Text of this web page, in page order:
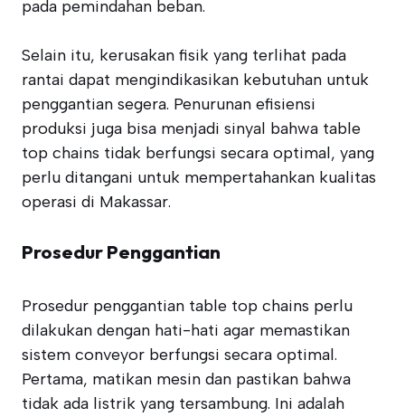
pada pemindahan beban.
Selain itu, kerusakan fisik yang terlihat pada
rantai dapat mengindikasikan kebutuhan untuk
penggantian segera. Penurunan efisiensi
produksi juga bisa menjadi sinyal bahwa table
top chains tidak berfungsi secara optimal, yang
perlu ditangani untuk mempertahankan kualitas
operasi di Makassar.
Prosedur Penggantian
Prosedur penggantian table top chains perlu
dilakukan dengan hati-hati agar memastikan
sistem conveyor berfungsi secara optimal.
Pertama, matikan mesin dan pastikan bahwa
tidak ada listrik yang tersambung. Ini adalah